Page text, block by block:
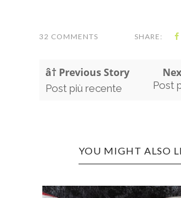
32 COMMENTS SHARE:
â† Previous Story
Post più recente Post
YOU MIGHT ALSO